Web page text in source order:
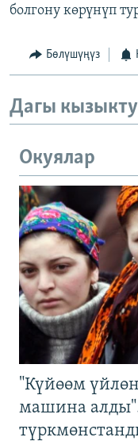
болгону көрүнүп
Бөлүшүңүз
Дагы
Окуялар
"Күйөөм
машина